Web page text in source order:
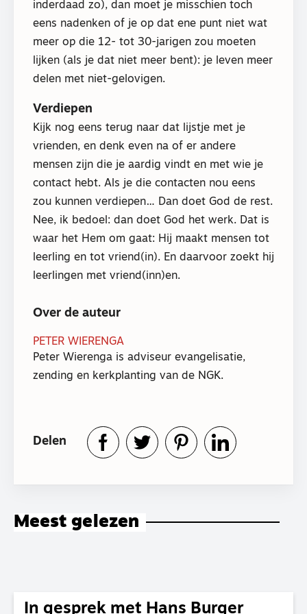
inderdaad zo), dan moet je misschien toch
eens nadenken of je op dat ene punt niet wat
meer op die 12- tot 30-jarigen zou moeten
lijken (als je dat niet meer bent): je leven meer
delen met niet-gelovigen.
Verdiepen
Kijk nog eens terug naar dat lijstje met je
vrienden, en denk even na of er andere
mensen zijn die je aardig vindt en met wie je
contact hebt. Als je die contacten nou eens
zou kunnen verdiepen… Dan doet God de rest.
Nee, ik bedoel: dan doet God het werk. Dat is
waar het Hem om gaat: Hij maakt mensen tot
leerling en tot vriend(in). En daarvoor zoekt hij
leerlingen met vriend(inn)en.
Over de auteur
PETER WIERENGA
Peter Wierenga is adviseur evangelisatie,
zending en kerkplanting van de NGK.
Delen
Meest gelezen
In gesprek met Hans Burger